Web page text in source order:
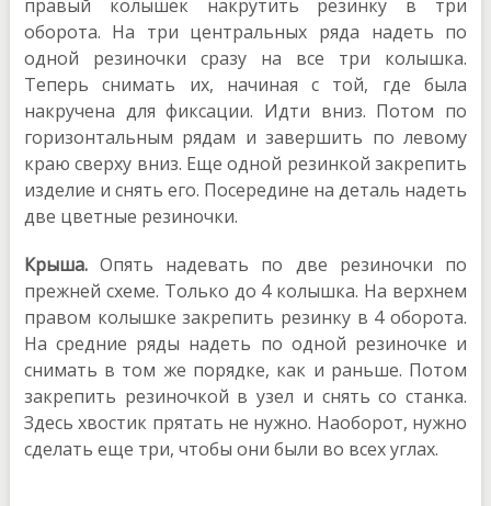
правый колышек накрутить резинку в три
оборота. На три центральных ряда надеть по
одной резиночки сразу на все три колышка.
Теперь снимать их, начиная с той, где была
накручена для фиксации. Идти вниз. Потом по
горизонтальным рядам и завершить по левому
краю сверху вниз. Еще одной резинкой закрепить
изделие и снять его. Посередине на деталь надеть
две цветные резиночки.
Крыша.Опять надевать по две резиночки по
прежней схеме. Только до 4 колышка. На верхнем
правом колышке закрепить резинку в 4 оборота.
На средние ряды надеть по одной резиночке и
снимать в том же порядке, как и раньше. Потом
закрепить резиночкой в узел и снять со станка.
Здесь хвостик прятать не нужно. Наоборот, нужно
сделать еще три, чтобы они были во всех углах.